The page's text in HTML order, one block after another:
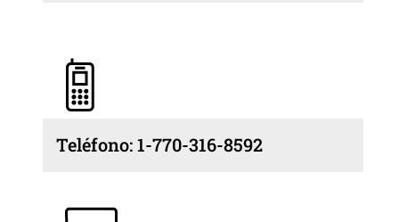
Teléfono: 1-770-316-8592